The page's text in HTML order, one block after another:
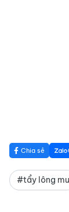
Chia sẻ
#tẩy lông mu